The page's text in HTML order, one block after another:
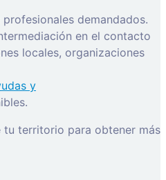
demandados.
en el contacto
locales, organizaciones
y
tu territorio para obtener más